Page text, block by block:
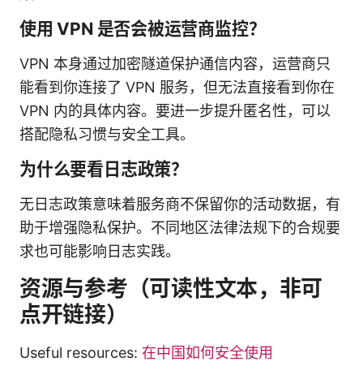
使用 VPN 是否会被运营商监控？
VPN 本身通过加密隧道保护通信内容，运营商只
能看到你连接了 VPN 服务，但无法直接看到你在
VPN 内的具体内容。要进一步提升匿名性，可以
搭配隐私习惯与安全工具。
为什么要看日志政策？
无日志政策意味着服务商不保留你的活动数据，有
助于增强隐私保护。不同地区法律法规下的合规要
求也可能影响日志实践。
资源与参考（可读性文本，非可
点开链接）
Useful resources: 在中国如何安全使用